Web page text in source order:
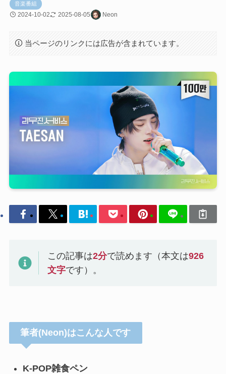
音楽番組
2024-10-02 2025-08-05 Neon
当ページのリンクには広告が含まれています。
この記事は2分で読めます（本文は926
文字です）。
筆者(Neon)はこんな人です
K-POP雑食ペン